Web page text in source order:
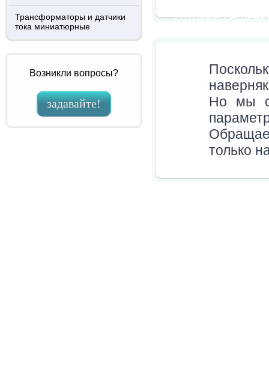
Трансформаторы и датчики
тока миниатюрные
Возникли вопросы?
задавайте!
Готовые
Но мы с
только